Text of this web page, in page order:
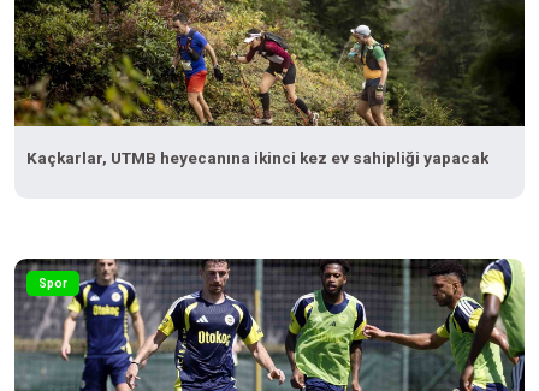
Kaçkarlar, UTMB heyecanına ikinci kez ev sahipliği yapacak
Spor